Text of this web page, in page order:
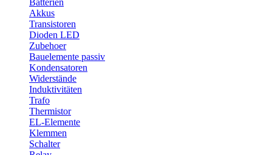
Batterien
Akkus
Transistoren
Dioden LED
Zubehoer
Bauelemente passiv
Kondensatoren
Widerstände
Induktivitäten
Trafo
Thermistor
EL-Elemente
Klemmen
Schalter